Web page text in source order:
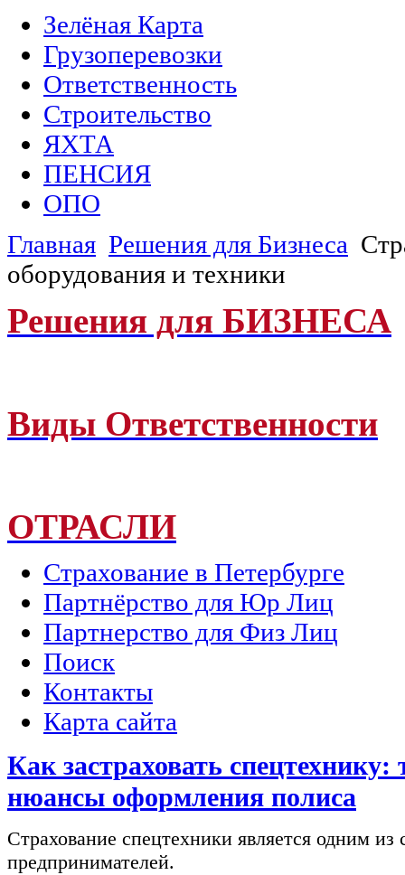
Зелёная Карта
Грузоперевозки
Ответственность
Строительство
ЯХТА
ПЕНСИЯ
ОПО
Главная Решения для Бизнеса
оборудования и техники
Решения для БИЗНЕСА
Виды Ответственности
ОТРАСЛИ
Страхование в Петербурге
Партнёрство для Юр Лиц
Партнерство для Физ Лиц
Поиск
Контакты
Карта сайта
Как застраховать
нюансы оформления полиса
Страхование спецтехники является одним
предпринимателей.